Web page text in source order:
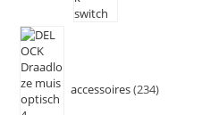
accessoires 234